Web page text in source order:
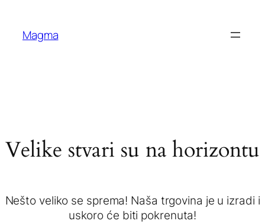
Magma
Velike stvari su na horizontu
Nešto veliko se sprema! Naša trgovina je u izradi i
uskoro će biti pokrenuta!